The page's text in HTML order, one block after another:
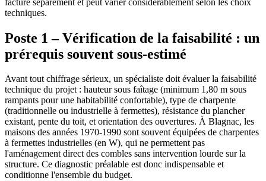
techniques.
Poste 1 – Vérification de la faisabilité : un
prérequis souvent sous-estimé
Avant tout chiffrage sérieux, un spécialiste doit évaluer la faisabilité
technique du projet : hauteur sous faîtage (minimum 1,80 m sous
rampants pour une habitabilité confortable), type de charpente
(traditionnelle ou industrielle à fermettes), résistance du plancher
existant, pente du toit, et orientation des ouvertures. À Blagnac, les
maisons des années 1970-1990 sont souvent équipées de charpentes
à fermettes industrielles (en W), qui ne permettent pas
l'aménagement direct des combles sans intervention lourde sur la
structure. Ce diagnostic préalable est donc indispensable et
conditionne l'ensemble du budget.